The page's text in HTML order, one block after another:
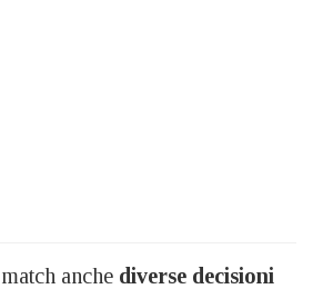
anche diverse decisioni